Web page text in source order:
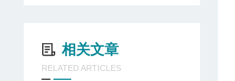
相关文章
RELATED ARTICLES